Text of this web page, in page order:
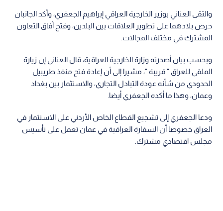
والتقى العناني بوزير الخارجية العراقي إبراهيم الجعفري، وأكد الجانبان
حرص بلادهما على تطوير العلاقات بين البلدين، وفتح آفاق التعاون
المشترك في مختلف المجالات.
وبحسب بيان أصدرته وزارة الخارجية العراقية، قال العناني إن زيارة
الملقي للعراق " قريبة "، مشيرا إلى أن إعادة فتح منفذ طريبيل
الحدودي من شأنه عودة التبادل التجاري، والاستثمار بين بغداد
وعمان، وهذا ما أكده الجعفري أيضا.
ودعا الجعفري إلى تشجيع القطاع الخاص الأردني على الاستثمار في
العراق خصوصا أن السفارة العراقية في عمان تعمل على تأسيس
مجلس اقتصادي مشترك.